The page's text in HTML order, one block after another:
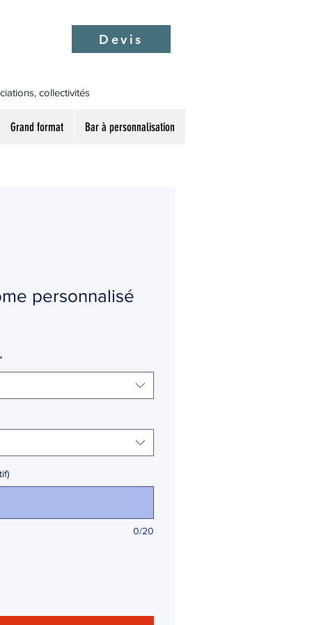
Devis
collectivités
Grand format Bar à personnalisation
personnalisé
*
0/20